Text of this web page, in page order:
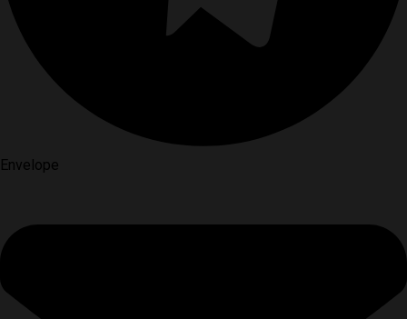
Envelope